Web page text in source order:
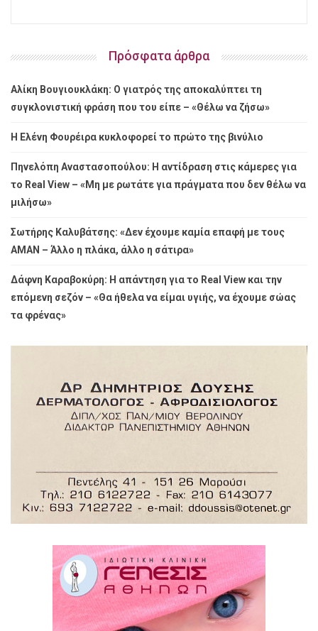
Πρόσφατα άρθρα
Αλίκη Βουγιουκλάκη: Ο γιατρός της αποκαλύπτει τη
συγκλονιστική φράση που του είπε – «Θέλω να ζήσω»
Η Ελένη Φουρέιρα κυκλοφορεί το πρώτο της βινύλιο
Πηνελόπη Αναστασοπούλου: Η αντίδραση στις κάμερες για
το Real View – «Μη με ρωτάτε για πράγματα που δεν θέλω να
μιλήσω»
Σωτήρης Καλυβάτσης: «Δεν έχουμε καμία επαφή με τους
ΑΜΑΝ – Άλλο η πλάκα, άλλο η σάτιρα»
Δάφνη Καραβοκύρη: Η απάντηση για το Real View και την
επόμενη σεζόν – «Θα ήθελα να είμαι υγιής, να έχουμε σώας
τα φρένας»